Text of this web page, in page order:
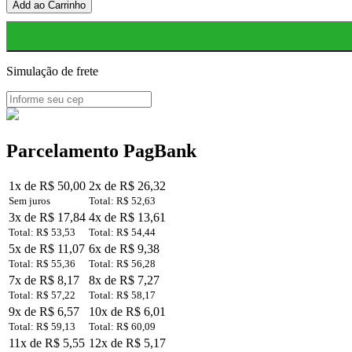
Joystick
Automático
Add ao Carrinho
Simulação de frete
Parcelamento PagBank
1x de R$ 50,00
Sem juros
2x de R$ 26,32
Total: R$ 52,63
3x de R$ 17,84
Total: R$ 53,53
4x de R$ 13,61
Total: R$ 54,44
5x de R$ 11,07
Total: R$ 55,36
6x de R$ 9,38
Total: R$ 56,28
7x de R$ 8,17
Total: R$ 57,22
8x de R$ 7,27
Total: R$ 58,17
9x de R$ 6,57
Total: R$ 59,13
10x de R$ 6,01
Total: R$ 60,09
11x de R$ 5,55 12x de R$ 5,17